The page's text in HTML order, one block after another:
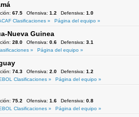
67.5 Ofensiva: 1.2 Defensiva: 1.0
Clasificaciones »
Página del equipo »
Nueva Guinea
28.0 Ofensiva: 0.6 Defensiva: 3.1
»
Página del equipo »
74.3 Ofensiva: 2.0 Defensiva: 1.2
Clasificaciones »
Página del equipo »
75.2 Ofensiva: 1.6 Defensiva: 0.8
Clasificaciones »
Página del equipo »